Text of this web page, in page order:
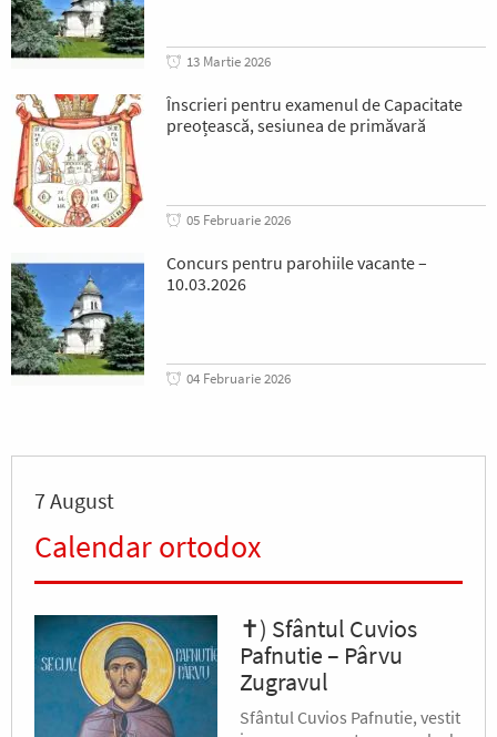
13 Martie 2026
Înscrieri pentru examenul de Capacitate
preoțească, sesiunea de primăvară
05 Februarie 2026
Concurs pentru parohiile vacante –
10.03.2026
04 Februarie 2026
7 August
Calendar ortodox
✝) Sfântul Cuvios
Pafnutie – Pârvu
Zugravul
Sfântul Cuvios Pafnutie, vestit